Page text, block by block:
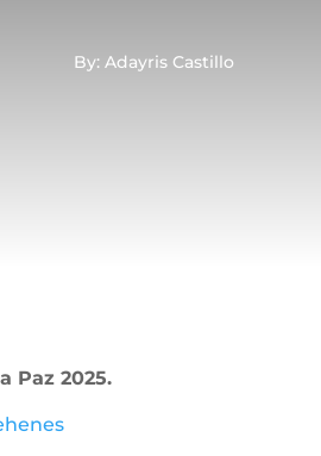
By: Adayris Castillo
Paz 2025.